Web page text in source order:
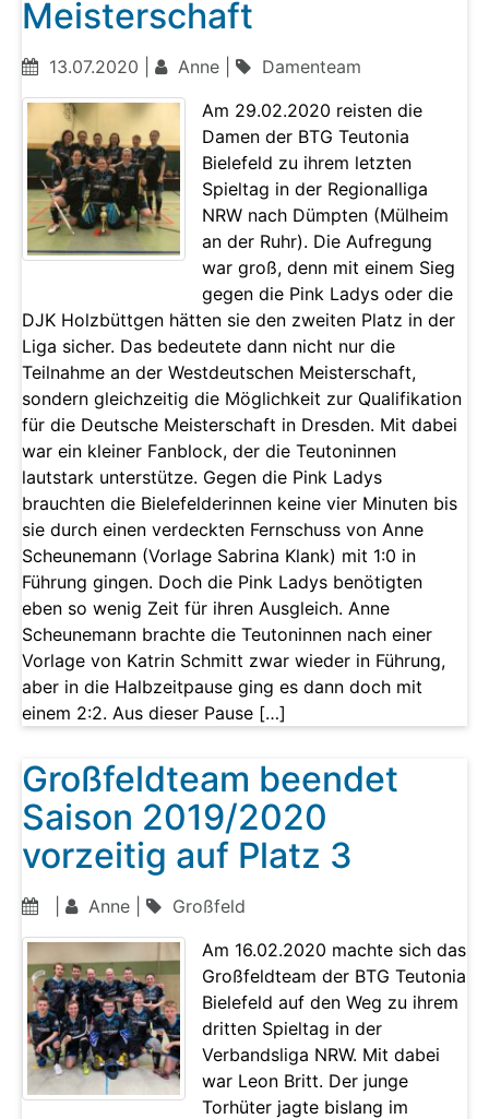
Meisterschaft
13.07.2020 | Anne |
Damenteam
Am 29.02.2020 reisten die
Damen der BTG Teutonia
Bielefeld zu ihrem letzten
Spieltag in der Regionalliga
NRW nach Dümpten (Mülheim
an der Ruhr). Die Aufregung
war groß, denn mit einem Sieg
gegen die Pink Ladys oder die
DJK Holzbüttgen hätten sie den zweiten Platz in der
Liga sicher. Das bedeutete dann nicht nur die
Teilnahme an der Westdeutschen Meisterschaft,
sondern gleichzeitig die Möglichkeit zur Qualifikation
für die Deutsche Meisterschaft in Dresden. Mit dabei
war ein kleiner Fanblock, der die Teutoninnen
lautstark unterstütze. Gegen die Pink Ladys
brauchten die Bielefelderinnen keine vier Minuten bis
sie durch einen verdeckten Fernschuss von Anne
Scheunemann (Vorlage Sabrina Klank) mit 1:0 in
Führung gingen. Doch die Pink Ladys benötigten
eben so wenig Zeit für ihren Ausgleich. Anne
Scheunemann brachte die Teutoninnen nach einer
Vorlage von Katrin Schmitt zwar wieder in Führung,
aber in die Halbzeitpause ging es dann doch mit
einem 2:2. Aus dieser Pause […]
Großfeldteam beendet
Saison 2019/2020
vorzeitig auf Platz 3
Anne |
Großfeld
Am 16.02.2020 machte sich das
Großfeldteam der BTG Teutonia
Bielefeld auf den Weg zu ihrem
dritten Spieltag in der
Verbandsliga NRW. Mit dabei
war Leon Britt. Der junge
Torhüter jagte bislang im